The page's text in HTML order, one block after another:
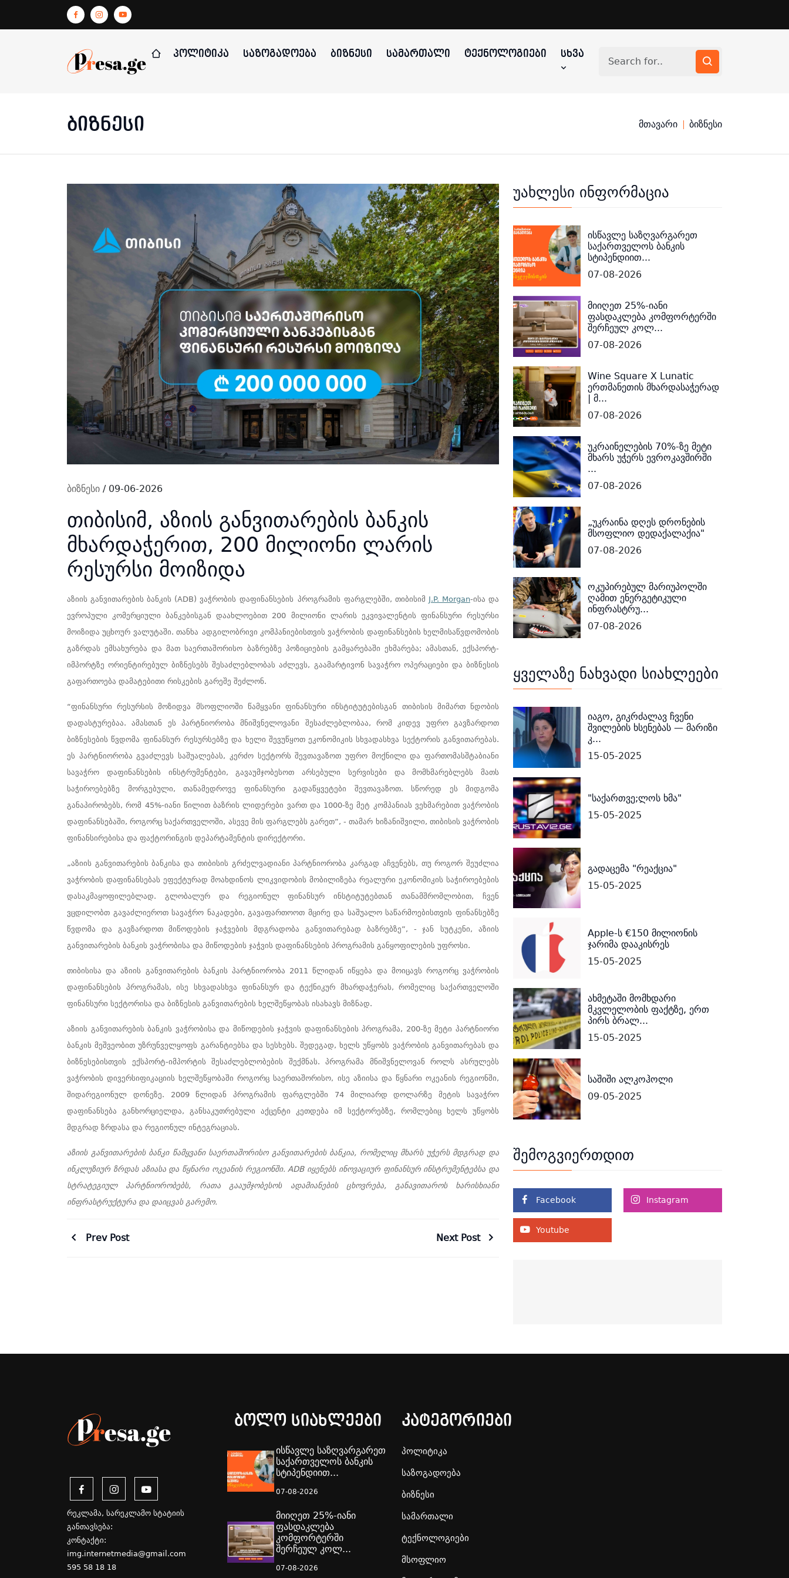
ᲞᲝᲚᲘᲢᲘᲙᲐ ᲡᲐᲖᲝᲒᲐᲓᲝᲔᲑᲐ ᲑᲘᲖᲜᲔᲡᲘ ᲡᲐᲛᲐᲠᲗᲐᲚᲘ ᲢᲔᲥᲜᲝᲚᲝᲒᲘᲔᲑᲘ ᲡᲮᲕᲐ
ბიზნესი მთავარი ბიზნესი
ბიზნესი / 09-06-2026
თიბისიმ, აზიის განვითარების ბანკის
მხარდაჭერით, 200 მილიონი ლარის
რესურსი მოიზიდა
აზიის განვითარების ბანკის (ADB)ვაჭრობის დაფინანსების პროგრამის ფარგლებში, თიბისიმ J.P. Morgan-ისა და
ევროპული კომერციული ბანკებისგან დაახლოებით 200 მილიონი ლარის ეკვივალენტის ფინანსური რესურსი
მოიზიდა უცხოურ ვალუტაში. თანხა ადგილობრივი კომპანიებისთვის ვაჭრობის დაფინანსების ხელმისაწვდომობის
გაზრდას ემსახურება და მათ საერთაშორისო ბაზრებზე პოზიციების გამყარებაში ეხმარება; ამასთან, ექსპორტ-
იმპორტზე ორიენტირებულ ბიზნესებს შესაძლებლობას აძლევს, გაამარტივონ სავაჭრო ოპერაციები და ბიზნესის
გაფართოება დამატებითი რისკების გარეშე შეძლონ.
“ფინანსური რესურსის მოზიდვა მსოფლიოში წამყვანი ფინანსური ინსტიტუტებისგან თიბისის მიმართ ნდობის
დადასტურებაა. ამასთან ეს პარტნიორობა მნიშვნელოვანი შესაძლებლობაა, რომ კიდევ უფრო გავზარდოთ
ბიზნესების წვდომა ფინანსურ რესურსებზე და ხელი შევუწყოთ ეკონომიკის სხვადასხვა სექტორის განვითარებას.
ეს პარტნიორობა გვაძლევს საშუალებას, კერძო სექტორს შევთავაზოთ უფრო მოქნილი და ფართომასშტაბიანი
სავაჭრო დაფინანსების ინსტრუმენტები, გავაუმჯობესოთ არსებული სერვისები და მომხმარებლებს მათს
საჭიროებებზე მორგებული, თანამედროვე ფინანსური გადაწყვეტები შევთავაზოთ. სწორედ ეს მიდგომა
განაპირობებს, რომ 45%-იანი წილით ბაზრის ლიდერები ვართ და 1000-ზე მეტ კომპანიას ვეხმარებით ვაჭრობის
დაფინანსებაში, როგორც საქართველოში, ასევე მის ფარგლებს გარეთ”, - თამარ ხიზანიშვილი, თიბისის ვაჭრობის
ფინანსირებისა და ფაქტორინგის დეპარტამენტის დირექტორი.
„აზიის განვითარების ბანკისა და თიბისის გრძელვადიანი პარტნიორობა კარგად აჩვენებს, თუ როგორ შეუძლია
ვაჭრობის დაფინანსებას ეფექტურად მოახდინოს ლიკვიდობის მობილიზება რეალური ეკონომიკის საჭიროებების
დასაკმაყოფილებლად. გლობალურ და რეგიონულ ფინანსურ ინსტიტუტებთან თანამშრომლობით, ჩვენ
ვცდილობთ გავაძლიეროთ სავაჭრო ნაკადები, გავაფართოოთ მცირე და საშუალო საწარმოებისთვის ფინანსებზე
წვდომა და გავზარდოთ მიწოდების ჯაჭვების მდგრადობა განვითარებად ბაზრებზე”, -ჯან
სუტკენი, აზიის
განვითარების ბანკის ვაჭრობისა და მიწოდების ჯაჭვის დაფინანსების პროგრამის განყოფილების უფროსი.
თიბისისა და აზიის განვითარების ბანკის პარტნიორობა 2011 წლიდან იწყება და მოიცავს როგორც ვაჭრობის
დაფინანსების პროგრამას, ისე სხვადასხვა ფინანსურ და ტექნიკურ მხარდაჭერას, რომელიც საქართველოში
ფინანსური სექტორისა და ბიზნესის განვითარების ხელშეწყობას ისახავს მიზნად.
აზიის განვითარების ბანკის ვაჭრობისა და მიწოდების ჯაჭვის დაფინანსების პროგრამა, 200-ზე მეტი პარტნიორი
ბანკის მეშვეობით უზრუნველყოფს გარანტიებსა და სესხებს.შედეგად,ხელს უწყობს ვაჭრობის განვითარებას და
ბიზნესებისთვის ექსპორტ-იმპორტის შესაძლებლობების შექმნას. პროგრამა მნიშვნელოვან როლს ასრულებს
ვაჭრობის დივერსიფიკაციის ხელშეწყობაში როგორც საერთაშორისო, ისე აზიისა და წყნარი ოკეანის რეგიონში,
შიდარეგიონულ დონეზე. 2009 წლიდან პროგრამის ფარგლებში 74 მილიარდ დოლარზე მეტის სავაჭრო
დაფინანსება განხორციელდა, განსაკუთრებული აქცენტი კეთდება იმ სექტორებზე, რომლებიც ხელს უწყობს
მდგრად ზრდასა და რეგიონულ ინტეგრაციას.
აზიის განვითარების ბანკი წამყვანი საერთაშორისო განვითარების ბანკია, რომელიც მხარს უჭერს მდგრად და
ინკლუზიურ ზრდას აზიასა და წყნარი ოკეანის რეგიონში. ADB იყენებს ინოვაციურ ფინანსურ ინსტრუმენტებსა და
სტრატეგიულ პარტნიორობებს, რათა გააუმჯობესოს ადამიანების ცხოვრება, განავითაროს ხარისხიანი
ინფრასტრუქტურა და დაიცვას გარემო.
Prev Post Next Post
უახლესი ინფორმაცია
ისწავლე საზღვარგარეთ
საქართველოს ბანკის
სტიპენდიით...
07-08-2026
მიიღეთ 25%-იანი
ფასდაკლება კომფორტერში
შერჩეულ კოლ...
07-08-2026
Wine Square X Lunatic
ერთმანეთის მხარდასაჭერად
| მ...
07-08-2026
უკრაინელების 70%-ზე მეტი
მხარს უჭერს ევროკავშირში
...
07-08-2026
„უკრაინა დღეს დრონების
მსოფლიო დედაქალაქია"
07-08-2026
ოკუპირებულ მარიუპოლში
ღამით ენერგეტიკული
ინფრასტრუ...
07-08-2026
ყველაზე ნახვადი სიახლეები
იაგო, გიკრძალავ ჩვენი
შვილების ხსენებას — მარიზი
კ...
15-05-2025
"საქართვე;ლოს ხმა"
15-05-2025
გადაცემა "რეაქცია"
15-05-2025
Apple-ს €150 მილიონის
ჯარიმა დააკისრეს
15-05-2025
ახმეტაში მომხდარი
მკვლელობის ფაქტზე, ერთ
პირს ბრალ...
15-05-2025
საშიში ალკოჰოლი
09-05-2025
შემოგვიერთდით
Facebook Instagram
Youtube
რეკლამა, სარეკლამო სტატიის
განთავსება:
კონტაქტი:
img.internetmedia@gmail.com
595 58 18 18
ბოლო სიახლეები
ისწავლე საზღვარგარეთ
საქართველოს ბანკის
სტიპენდიით...
07-08-2026
მიიღეთ 25%-იანი
ფასდაკლება
კომფორტერში
შერჩეულ კოლ...
07-08-2026
კატეგორიები
პოლიტიკა
საზოგადოება
ბიზნესი
სამართალი
ტექნოლოგიები
მსოფლიო